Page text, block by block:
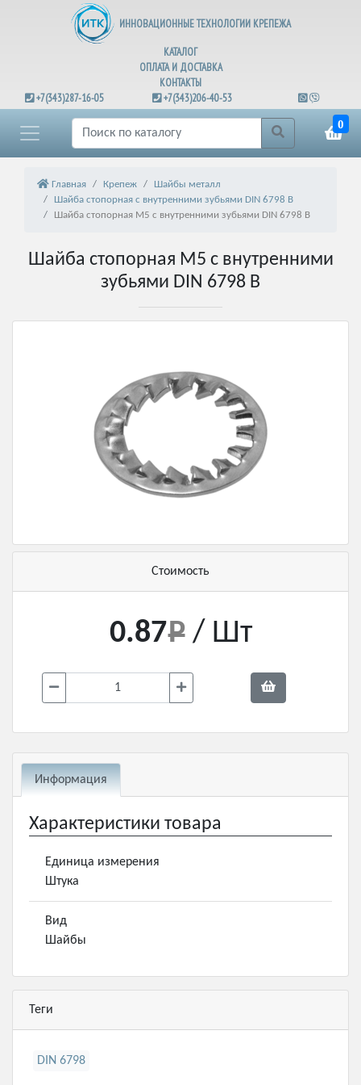
ИННОВАЦИОННЫЕ ТЕХНОЛОГИИ КРЕПЕЖА
КАТАЛОГ
ОПЛАТА И ДОСТАВКА
КОНТАКТЫ
+7(343)287-16-05
+7(343)206-40-53
0
Главная Крепеж
Шайбы металл
Шайба стопорная с внутренними зубьями DIN 6798 В
Шайба стопорная М5 с внутренними зубьями DIN 6798 В
Шайба стопорная М5 с внутренними
зубьями DIN 6798 В
Стоимость
0.87 / Шт
Информация
Характеристики товара
Единица измерения
Штука
Вид
Шайбы
Теги
DIN 6798